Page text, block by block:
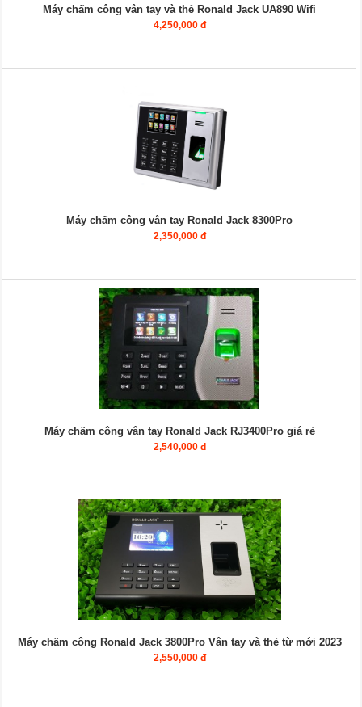
Máy chấm công vân tay và thẻ Ronald Jack UA890 Wifi
4,250,000 đ
Máy chấm công vân tay Ronald Jack 8300Pro
2,350,000 đ
Máy chấm công vân tay Ronald Jack RJ3400Pro giá rẻ
2,540,000 đ
Máy chấm công Ronald Jack 3800Pro Vân tay và thẻ từ mới 2023
2,550,000 đ